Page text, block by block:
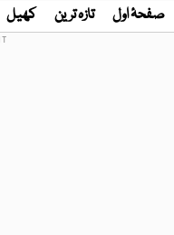
صفحۂ اول تازہ ترین کھیل